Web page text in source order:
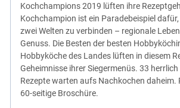
Kochchampions 2019 lüften ihre
Kochchampion ist ein Paradebeispiel
zwei Welten zu verbinden – regionale
Genuss. Die Besten der besten
Hobbyköche des Landes lüften in diesem
Geheimnisse ihrer Siegermenüs. 33
Rezepte warten aufs Nachkochen daheim.
60-seitige Broschüre.